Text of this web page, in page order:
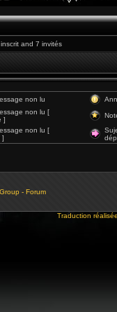
and 7 invités
non lu
non lu [
]
non lu [
]
- Forum
Traduction